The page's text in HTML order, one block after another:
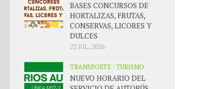
BASES CONCURSOS DE
HORTALIZAS, FRUTAS,
CONSERVAS, LICORES Y
DULCES
22 JUL, 2026
TRANSPORTE/TURISMO
NUEVO HORARIO DEL